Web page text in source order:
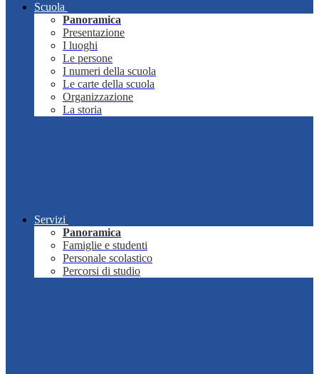
Scuola
Panoramica
Presentazione
I luoghi
Le persone
I numeri della scuola
Le carte della scuola
Organizzazione
La storia
Servizi
Panoramica
Famiglie e studenti
Personale scolastico
Percorsi di studio